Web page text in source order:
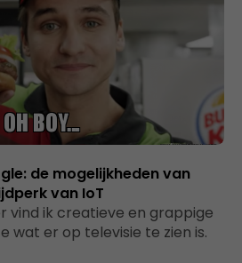
de mogelijkheden van
van IoT
vind ik creatieve en grappige
wat er op televisie te zien is.